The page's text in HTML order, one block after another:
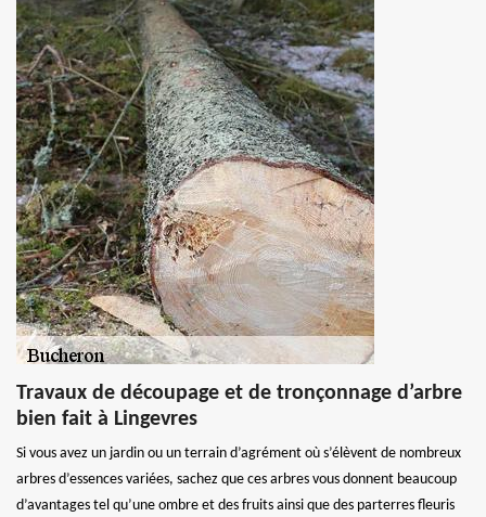
Travaux de découpage et de tronçonnage d’arbre
bien fait à Lingevres
Si vous avez un jardin ou un terrain d’agrément où s’élèvent de nombreux
arbres d’essences variées, sachez que ces arbres vous donnent beaucoup
d’avantages tel qu’une ombre et des fruits ainsi que des parterres fleuris